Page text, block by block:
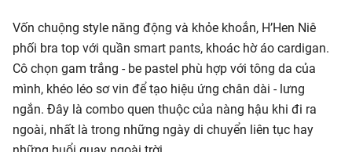
Vốn chuộng style năng động và khỏe khoắn, H’Hen Niê
phối bra top với quần smart pants, khoác hờ áo cardigan.
Cô chọn gam trắng - be pastel phù hợp với tông da của
mình, khéo léo sơ vin để tạo hiệu ứng chân dài - lưng
ngắn. Đây là combo quen thuộc của nàng hậu khi đi ra
ngoài, nhất là trong những ngày di chuyển liên tục hay